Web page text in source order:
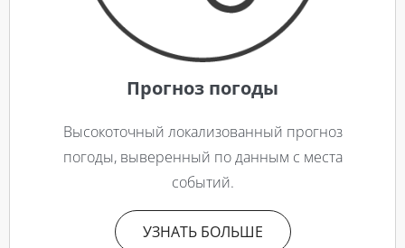
Прогноз погоды
Высокоточный локализованный прогноз
погоды, выверенный по данным с места
событий.
УЗНАТЬ БОЛЬШЕ